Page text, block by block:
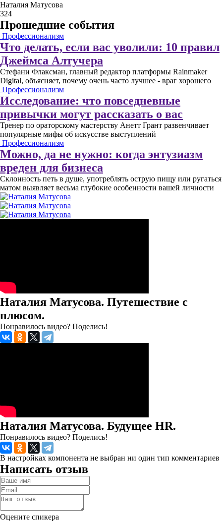
Наталия Матусова
324
Прошедшие события
Профессионализм
Что делать, если вас уволили: 10 правил
Джеймса Алтучера
Стефани Флаксман, главный редактор платформы Rainmaker
Digital, объясняет, почему очень часто лучшее - враг хорошего
Профессионализм
Исследование: что повседневные
привычки могут рассказать о вас
Тренер по ораторскому мастерству Анетт Грант развенчивает
популярные мифы об искусстве выступлений
Профессионализм
Можно, да не нужно: когда энтузиазм
вреден для бизнеса
Склонность петь в душе, употреблять острую пищу или ругаться
матом выявляет весьма глубокие особенности вашей личности
Наталия Матусова. Путешествие с
плюсом.
Понравилось видео? Поделись!
Наталия Матусова. Будущее HR.
Понравилось видео? Поделись!
В настройках компонента не выбран ни один тип комментариев
Написать отзыв
Оцените спикера